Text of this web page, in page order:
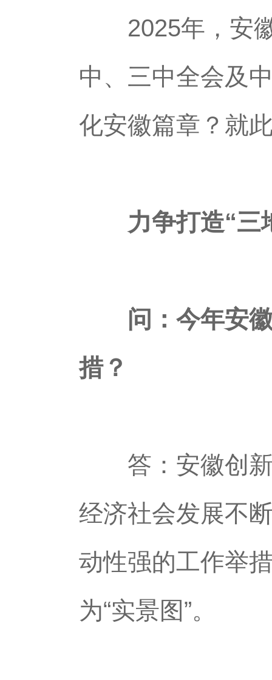
2025年，安徽
中、三中全会及
化安徽篇章？就
力争打造“三
问：今年安徽
措？
答：安徽创新
经济社会发展不
动性强的工作举
为“实景图”。